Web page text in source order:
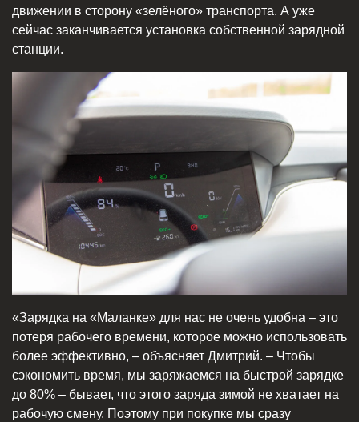
движении в сторону «зелёного» транспорта. А уже
сейчас заканчивается установка собственной зарядной
станции.
«Зарядка на «Маланке» для нас не очень удобна – это
потеря рабочего времени, которое можно использовать
более эффективно, – объясняет Дмитрий. – Чтобы
сэкономить время, мы заряжаемся на быстрой зарядке
до 80% – бывает, что этого заряда зимой не хватает на
рабочую смену. Поэтому при покупке мы сразу